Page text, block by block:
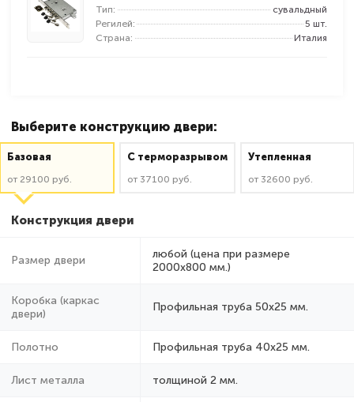
Тип:
сувальдный
Регилей:
5 шт.
Страна:
Италия
Выберите конструкцию двери:
Базовая
от 29100 руб.
C терморазрывом
от 37100 руб.
Утепленная
от 32600 руб.
Конструкция двери
Размер двери
любой (цена при размере
2000x800 мм.)
Коробка (каркас
двери)
Профильная труба 50х25 мм.
Полотно Профильная труба 40х25 мм.
Лист металла толщиной 2 мм.